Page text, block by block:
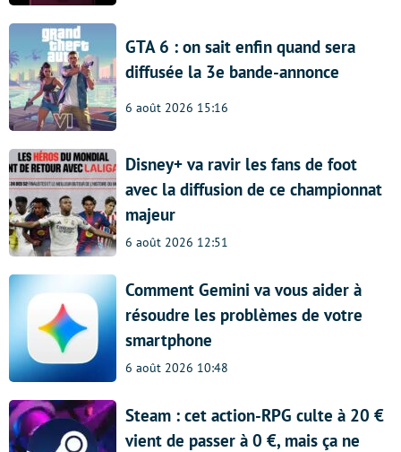
GTA 6 : on sait enfin quand sera
diffusée la 3e bande-annonce
6 août 2026 15:16
Disney+ va ravir les fans de foot
avec la diffusion de ce championnat
majeur
6 août 2026 12:51
Comment Gemini va vous aider à
résoudre les problèmes de votre
smartphone
6 août 2026 10:48
Steam : cet action-RPG culte à 20 €
vient de passer à 0 €, mais ça ne